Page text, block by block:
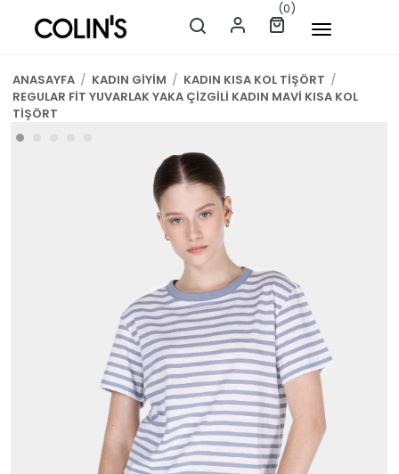
(0)
ANASAYFA / KADIN GİYİM / KADIN KISA KOL TİŞÖRT /
REGULAR FİT YUVARLAK YAKA ÇİZGİLİ KADIN MAVİ KISA KOL
TİŞÖRT